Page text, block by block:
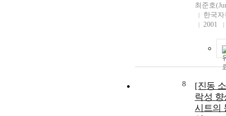
최준호
한국
2001
8
[진동
락성
시트의